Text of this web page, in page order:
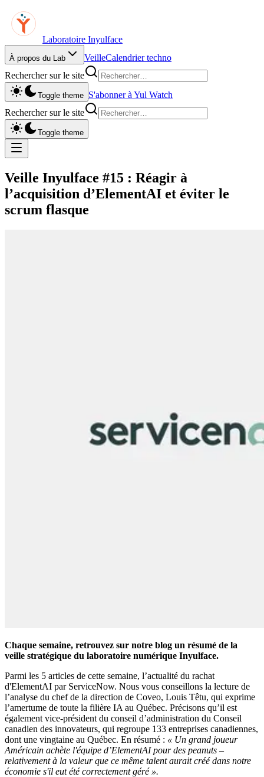
Laboratoire Inyulface
À propos du Lab VeilleCalendrier techno
Rechercher sur le site
Toggle theme S'abonner à Yul Watch
Rechercher sur le site
Toggle theme
Veille Inyulface #15 : Réagir à
l’acquisition d’ElementAI et éviter le
scrum flasque
Chaque semaine, retrouvez sur notre blog un résumé de la
veille stratégique du laboratoire numérique Inyulface.
Parmi les 5 articles de cette semaine, l’actualité du rachat
d'ElementAI par ServiceNow. Nous vous conseillons la lecture de
l’analyse du chef de la direction de Coveo, Louis Têtu, qui exprime
l’amertume de toute la filière IA au Québec. Précisons qu’il est
également vice-président du conseil d’administration du Conseil
canadien des innovateurs, qui regroupe 133 entreprises canadiennes,
dont une vingtaine au Québec. En résumé : « Un grand joueur
Américain achète l'équipe d’ElementAI pour des peanuts –
relativement à la valeur que ce même talent aurait créé dans notre
économie s'il eut été correctement géré ».